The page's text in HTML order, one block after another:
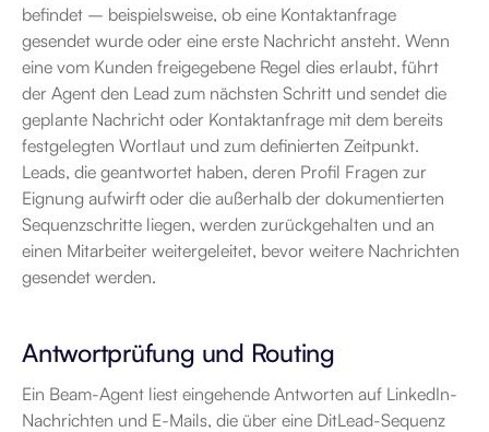
befindet – beispielsweise, ob eine Kontaktanfrage
gesendet wurde oder eine erste Nachricht ansteht. Wenn
eine vom Kunden freigegebene Regel dies erlaubt, führt
der Agent den Lead zum nächsten Schritt und sendet die
geplante Nachricht oder Kontaktanfrage mit dem bereits
festgelegten Wortlaut und zum definierten Zeitpunkt.
Leads, die geantwortet haben, deren Profil Fragen zur
Eignung aufwirft oder die außerhalb der dokumentierten
Sequenzschritte liegen, werden zurückgehalten und an
einen Mitarbeiter weitergeleitet, bevor weitere Nachrichten
gesendet werden.
Antwortprüfung und Routing
Ein Beam-Agent liest eingehende Antworten auf LinkedIn-
Nachrichten und E-Mails, die über eine DitLead-Sequenz